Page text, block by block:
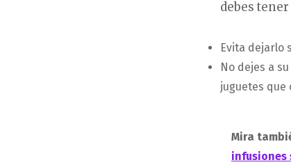
debes
Evita dejarlo
No dejes a
juguetes que
Mira
infusiones